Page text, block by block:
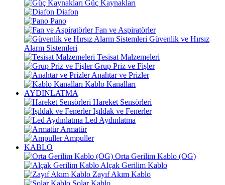
Güç Kaynakları
Diafon
Pano
Fan ve Aspiratörler
Güvenlik ve Hırsız
Alarm Sistemleri
Tesisat Malzemeleri
Grup Priz ve Fişler
Anahtar ve Prizler
Kablo Kanalları
AYDINLATMA
Hareket Sensörleri
Işıldak ve Fenerler
Led Aydınlatma
Armatür
Ampuller
KABLO
Orta Gerilim Kablo (OG)
Alçak Gerilim Kablo
Zayıf Akım Kablo
Solar Kablo